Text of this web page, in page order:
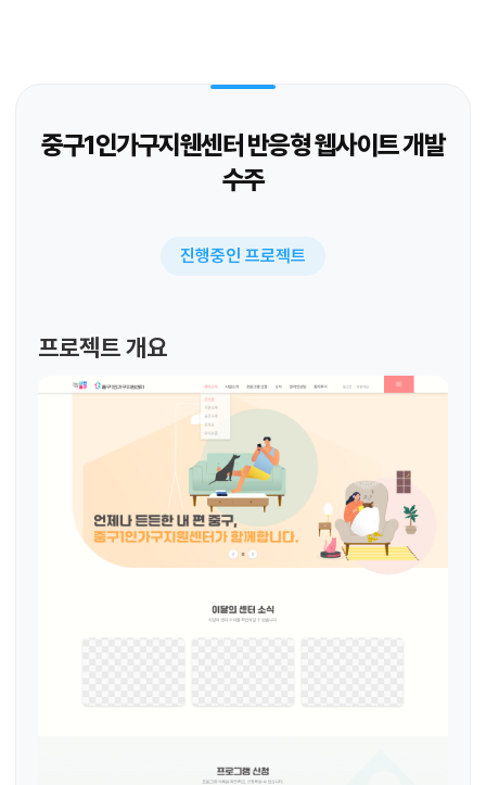
중구1인가구지웬센터 반응형 웹사이트 개발
수주
진행중인 프로젝트
프로젝트 개요